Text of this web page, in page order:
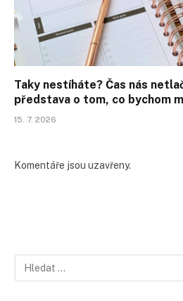
Taky nestíháte? Čas nás
představa o tom, co bychom
15. 7. 2026
Komentáře jsou uzavřeny.